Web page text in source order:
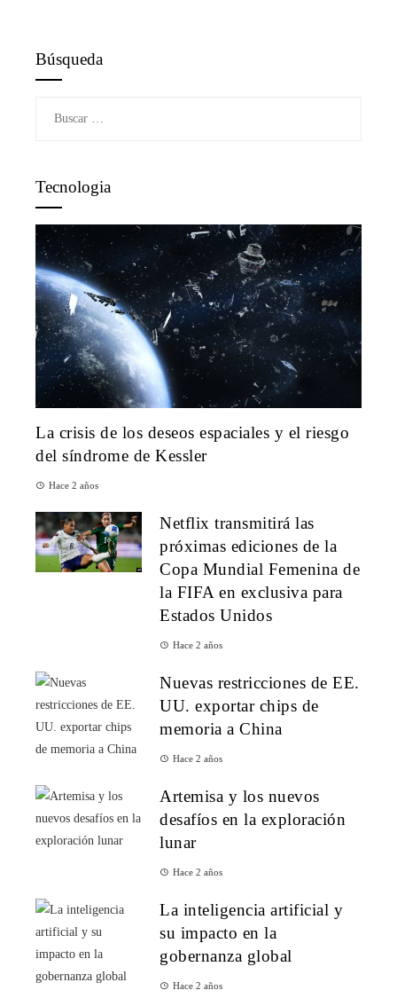
Búsqueda
Tecnologia
La crisis de los deseos espaciales y el riesgo
del síndrome de Kessler
Hace 2 años
Netflix transmitirá las
próximas ediciones de la
Copa Mundial Femenina de
la FIFA en exclusiva para
Estados Unidos
Hace 2 años
Nuevas restricciones de EE.
UU. exportar chips de
memoria a China
Hace 2 años
Artemisa y los nuevos
desafíos en la exploración
lunar
Hace 2 años
La inteligencia artificial y
su impacto en la
gobernanza global
Hace 2 años